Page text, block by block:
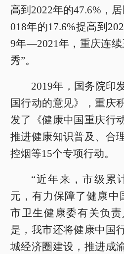
高到2022年的47.6%，
018年的17.6%提高到
9年—2021年，重庆连
秀”。
2019年，国务院印
国行动的意见》，重庆
发了《健康中国重庆行
推进健康知识普及、合
控烟等15个专项行动。
“近年来，市级累
元，有力保障了健康中
市卫生健康委有关负
是，我市还将健康中国
城经济圈建设，推进成